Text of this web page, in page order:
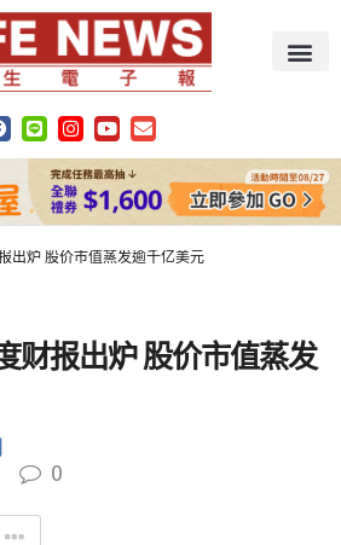
出炉 股价市值蒸发逾千亿美元
财报出炉 股价市值蒸发
0